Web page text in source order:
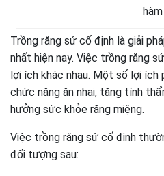
hàm
Trồng răng sứ cố định là giải
nhất hiện nay. Việc trồng răng
lợi ích khác nhau. Một số lợi ích
chức năng ăn nhai, tăng tính
hưởng sức khỏe răng miệng.
Việc trồng răng sứ cố định
đối tượng sau: